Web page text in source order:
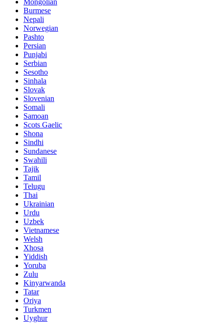
Mongolian
Burmese
Nepali
Norwegian
Pashto
Persian
Punjabi
Serbian
Sesotho
Sinhala
Slovak
Slovenian
Somali
Samoan
Scots Gaelic
Shona
Sindhi
Sundanese
Swahili
Tajik
Tamil
Telugu
Thai
Ukrainian
Urdu
Uzbek
Vietnamese
Welsh
Xhosa
Yiddish
Yoruba
Zulu
Kinyarwanda
Tatar
Oriya
Turkmen
Uyghur